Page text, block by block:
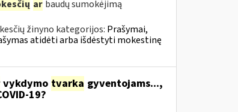
ar baudų sumokėjimą
žinyno kategorijos: Prašymai,
atidėti arba išdėstyti mokestinę
vykdymo tvarka gyventojams...,
19?